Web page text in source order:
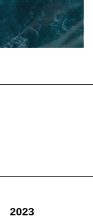
2023